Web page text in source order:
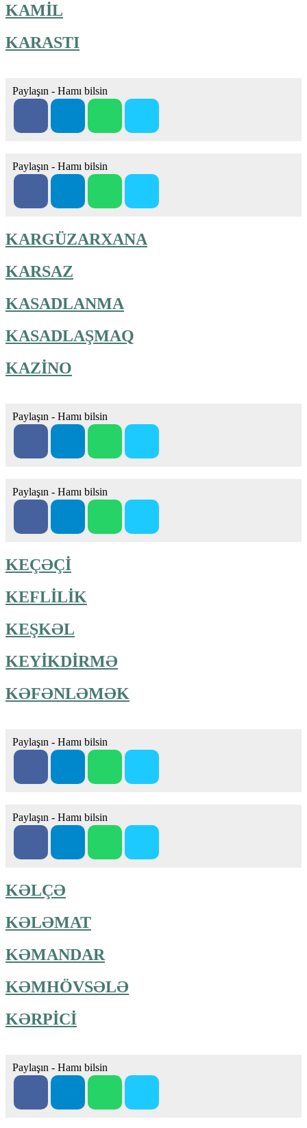
KAMİL
KARASTI
Paylaşın - Hamı bilsin
Paylaşın - Hamı bilsin
KARGÜZARXANA
KARSAZ
KASADLANMA
KASADLAŞMAQ
KAZİNO
Paylaşın - Hamı bilsin
Paylaşın - Hamı bilsin
KEÇƏÇİ
KEFLİLİK
KEŞKƏL
KEYİKDİRMƏ
KƏFƏNLƏMƏK
Paylaşın - Hamı bilsin
Paylaşın - Hamı bilsin
KƏLÇƏ
KƏLƏMAT
KƏMANDAR
KƏMHÖVSƏLƏ
KƏRPİCİ
Paylaşın - Hamı bilsin